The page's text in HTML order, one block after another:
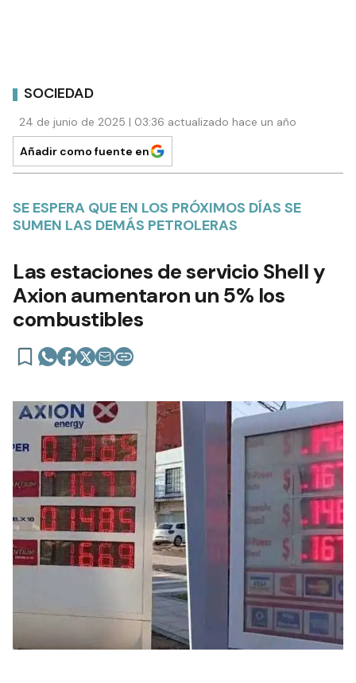
SOCIEDAD
24 de junio de 2025 | 03:36 actualizado hace un año
Añadir como fuente en
SE ESPERA QUE EN LOS PRÓXIMOS DÍAS SE
SUMEN LAS DEMÁS PETROLERAS
Las estaciones de servicio Shell y
Axion aumentaron un 5% los
combustibles